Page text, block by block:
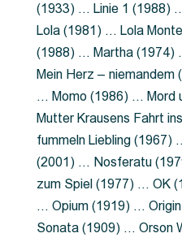
(1933) … Linie 1 (1988)
Lola (1981) … Lola
(1988) … Martha (1974)
Mein Herz –
… Momo (1986) … Mord
Mutter Krausens Fahrt
fummeln Liebling (1967)
(2001) … Nosferatu
zum Spiel (1977) … OK
… Opium (1919) …
Sonata (1909) … Orson